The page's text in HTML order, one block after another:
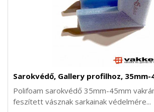
Sarokvédő, Gallery profilhoz, 35mm-
Polifoam sarokvédő 35mm-45mm
feszített vásznak sarkainak védelmére...